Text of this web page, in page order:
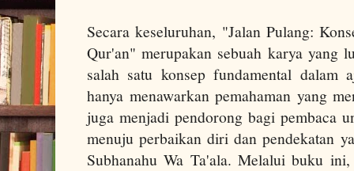
Secara keseluruhan, "Jalan Pulang:
Qur'an" merupakan sebuah karya yang
salah satu konsep fundamental
hanya menawarkan pemahaman yang
juga menjadi pendorong bagi pembaca
menuju perbaikan diri dan pendekatan
Subhanahu Wa Ta'ala. Melalui buku